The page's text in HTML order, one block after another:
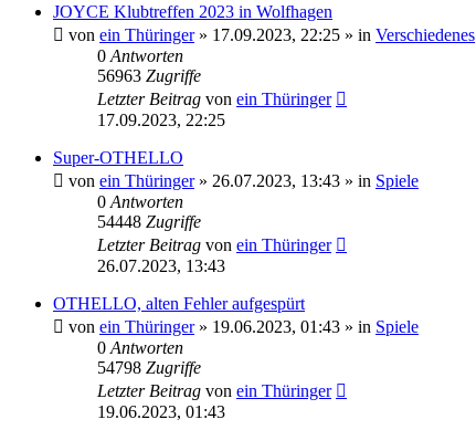
JOYCE Klubtreffen 2023 in Wolfhagen
von ein Thüringer» 17.09.2023, 22:25 » in Verschiedenes
0 Antworten
56963 Zugriffe
Letzter Beitrag von ein Thüringer
17.09.2023, 22:25
Super-OTHELLO
von ein Thüringer» 26.07.2023, 13:43 » in Spiele
0 Antworten
54448 Zugriffe
Letzter Beitrag von ein Thüringer
26.07.2023, 13:43
OTHELLO, alten Fehler aufgespürt
von ein Thüringer» 19.06.2023, 01:43 » in Spiele
0 Antworten
54798 Zugriffe
Letzter Beitrag von ein Thüringer
19.06.2023, 01:43